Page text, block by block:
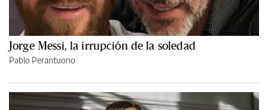
Jorge Messi, la irrupción de la soledad
Pablo Perantuono